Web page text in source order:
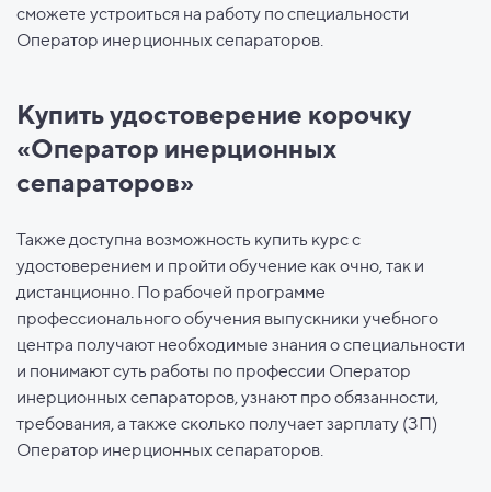
сможете устроиться на работу по специальности
Оператор инерционных сепараторов.
Купить удостоверение корочку
«Оператор инерционных
сепараторов»
Также доступна возможность купить курс с
удостоверением и пройти обучение как очно, так и
дистанционно. По рабочей программе
профессионального обучения выпускники учебного
центра получают необходимые знания о специальности
и понимают суть работы по профессии Оператор
инерционных сепараторов, узнают про обязанности,
требования, а также сколько получает зарплату (ЗП)
Оператор инерционных сепараторов.